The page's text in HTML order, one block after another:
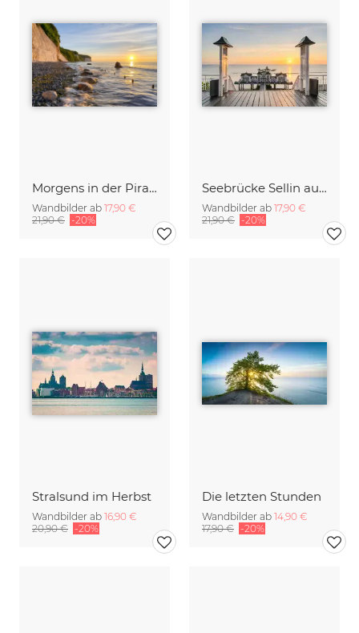
Morgens in der Piratenschlucht auf Rügen II
Wandbilder ab 17,90 €
21,90 € -20%
Seebrücke Sellin auf Rügen
Wandbilder ab 17,90 €
21,90 € -20%
Stralsund im Herbst
Wandbilder ab 16,90 €
20,90 € -20%
Die letzten Stunden
Wandbilder ab 14,90 €
17,90 € -20%